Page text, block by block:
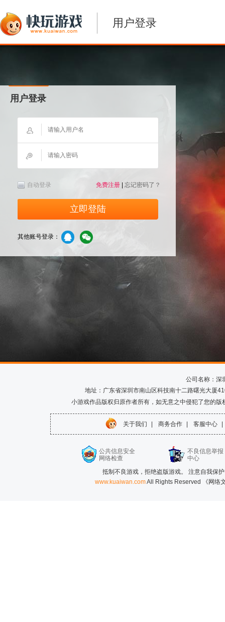
用户登录
用户登录
自动登录 免费注册 忘记密码了？
立即登陆
其他账号登录：
公司名称：深
地址：广东省深圳市南山区科技南十二路曙光大厦
小游戏作品版权归原作者所有，如无意之中侵犯了您的
关于我们 商务合作 客服中心
公共信息安全
网络检查
不良信息举报
中心
抵制不良游戏，拒绝盗版游戏。 注意自我保
www.kuaiwan.comAll Rights Reserved 《网络